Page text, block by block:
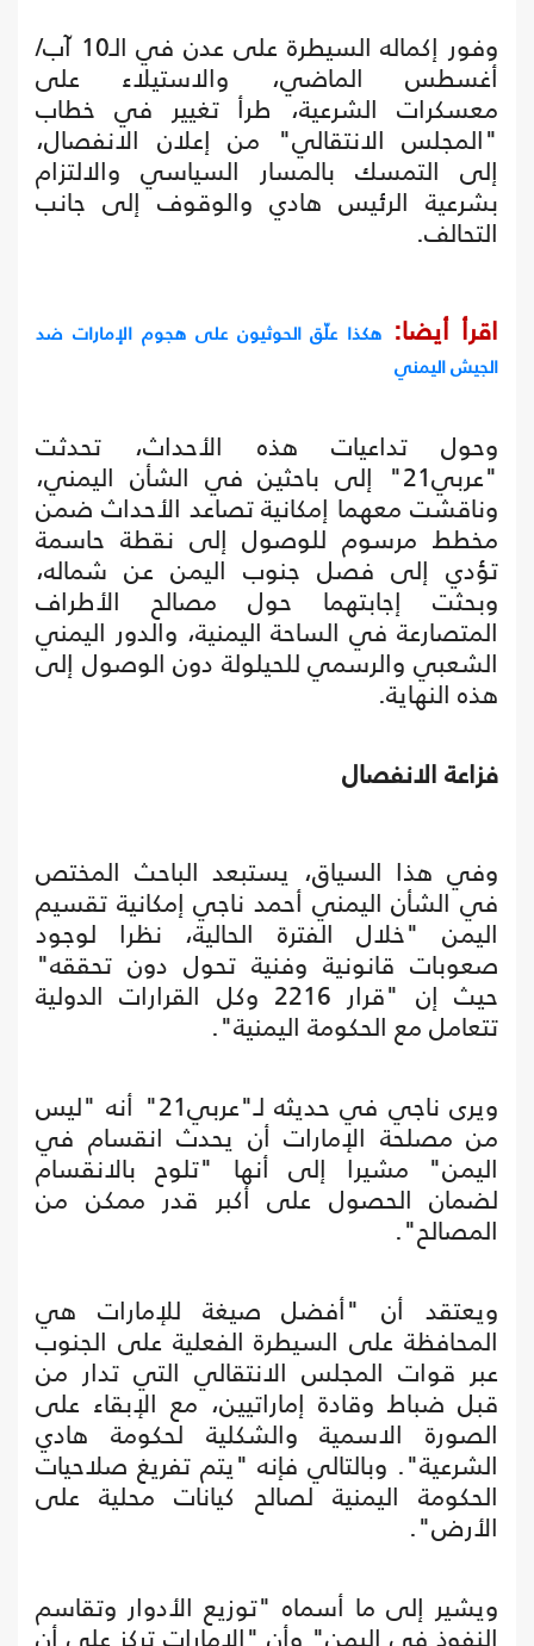
وفور إكماله السيطرة على عدن في الـ10 آب/
أغسطس الماضي، والاستيلاء على
معسكرات الشرعية، طرأ تغيير في خطاب
"المجلس الانتقالي" من إعلان الانفصال،
إلى التمسك بالمسار السياسي والالتزام
بشرعية الرئيس هادي والوقوف إلى جانب
التحالف.
اقرأ أيضا: هكذا علّق الحوثيون على هجوم الإمارات ضد
الجيش اليمني
وحول تداعيات هذه الأحداث، تحدثت
"عربي21" إلى باحثين في الشأن اليمني،
وناقشت معهما إمكانية تصاعد الأحداث ضمن
مخطط مرسوم للوصول إلى نقطة حاسمة
تؤدي إلى فصل جنوب اليمن عن شماله،
وبحثت إجابتهما حول مصالح الأطراف
المتصارعة في الساحة اليمنية، والدور اليمني
الشعبي والرسمي للحيلولة دون الوصول إلى
هذه النهاية.
فزاعة الانفصال
وفي هذا السياق، يستبعد الباحث المختص
في الشأن اليمني أحمد ناجي إمكانية تقسيم
اليمن "خلال الفترة الحالية، نظرا لوجود
صعوبات قانونية وفنية تحول دون تحققه"
حيث إن "قرار 2216 وكل القرارات الدولية
تتعامل مع الحكومة اليمنية".
ويرى ناجي في حديثه لـ"عربي21" أنه "ليس
من مصلحة الإمارات أن يحدث انقسام في
اليمن" مشيرا إلى أنها "تلوح بالانقسام
لضمان الحصول على أكبر قدر ممكن من
المصالح".
ويعتقد أن "أفضل صيغة للإمارات هي
المحافظة على السيطرة الفعلية على الجنوب
عبر قوات المجلس الانتقالي التي تدار من
قبل ضباط وقادة إماراتيين، مع الإبقاء على
الصورة الاسمية والشكلية لحكومة هادي
الشرعية". وبالتالي فإنه "يتم تفريغ صلاحيات
الحكومة اليمنية لصالح كيانات محلية على
الأرض".
ويشير إلى ما أسماه "توزيع الأدوار وتقاسم
النفوذ في اليمن" وأن "الإمارات تركز على أن